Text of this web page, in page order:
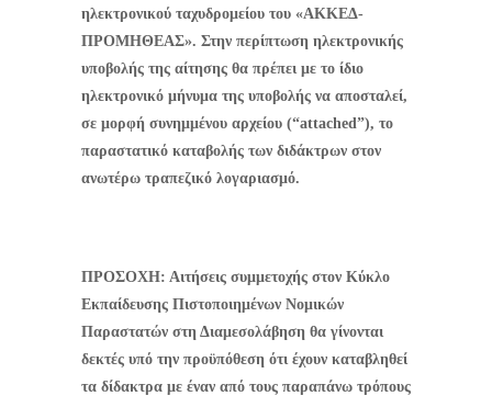
ηλεκτρονικού ταχυδρομείου του «ΑΚΚΕΔ-
ΠΡΟΜΗΘΕΑΣ». Στην περίπτωση ηλεκτρονικής
υποβολής της αίτησης θα πρέπει με το ίδιο
ηλεκτρονικό μήνυμα της υποβολής να αποσταλεί,
σε μορφή συνημμένου αρχείου (“attached”), το
παραστατικό καταβολής των διδάκτρων στον
ανωτέρω τραπεζικό λογαριασμό.
ΠΡΟΣΟΧΗ: Αιτήσεις συμμετοχής στον Κύκλο
Εκπαίδευσης Πιστοποιημένων Νομικών
Παραστατών στη Διαμεσολάβηση θα γίνονται
δεκτές υπό την προϋπόθεση ότι έχουν καταβληθεί
τα δίδακτρα με έναν από τους παραπάνω τρόπους